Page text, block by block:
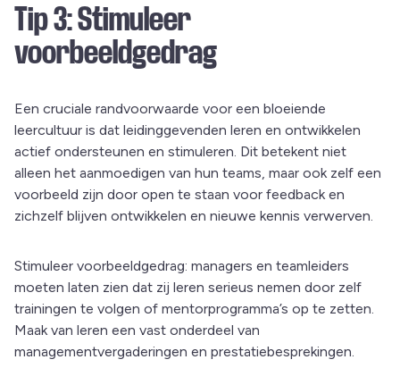
Tip 3: Stimuleer
voorbeeldgedrag
Een cruciale randvoorwaarde voor een bloeiende
leercultuur is dat leidinggevenden leren en ontwikkelen
actief ondersteunen en stimuleren. Dit betekent niet
alleen het aanmoedigen van hun teams, maar ook zelf een
voorbeeld zijn door open te staan voor feedback en
zichzelf blijven ontwikkelen en nieuwe kennis verwerven.
Stimuleer voorbeeldgedrag: managers en teamleiders
moeten laten zien dat zij leren serieus nemen door zelf
trainingen te volgen of mentorprogramma’s op te zetten.
Maak van leren een vast onderdeel van
managementvergaderingen en prestatiebesprekingen.